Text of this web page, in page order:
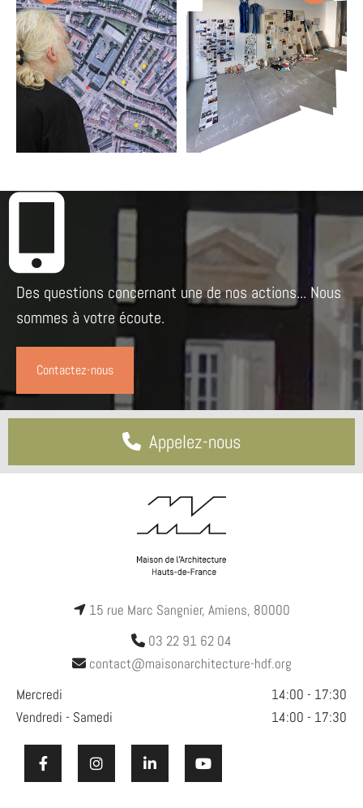
Des questions concernant une de nos actions... Nous
sommes à votre écoute.
Contactez-nous
Appelez-nous
 15 rue Marc Sangnier, Amiens, 80000
 03 22 91 62 04
 contact@maisonarchitecture-hdf.org
Mercredi
14:00 - 17:30
Vendredi - Samedi
14:00 - 17:30